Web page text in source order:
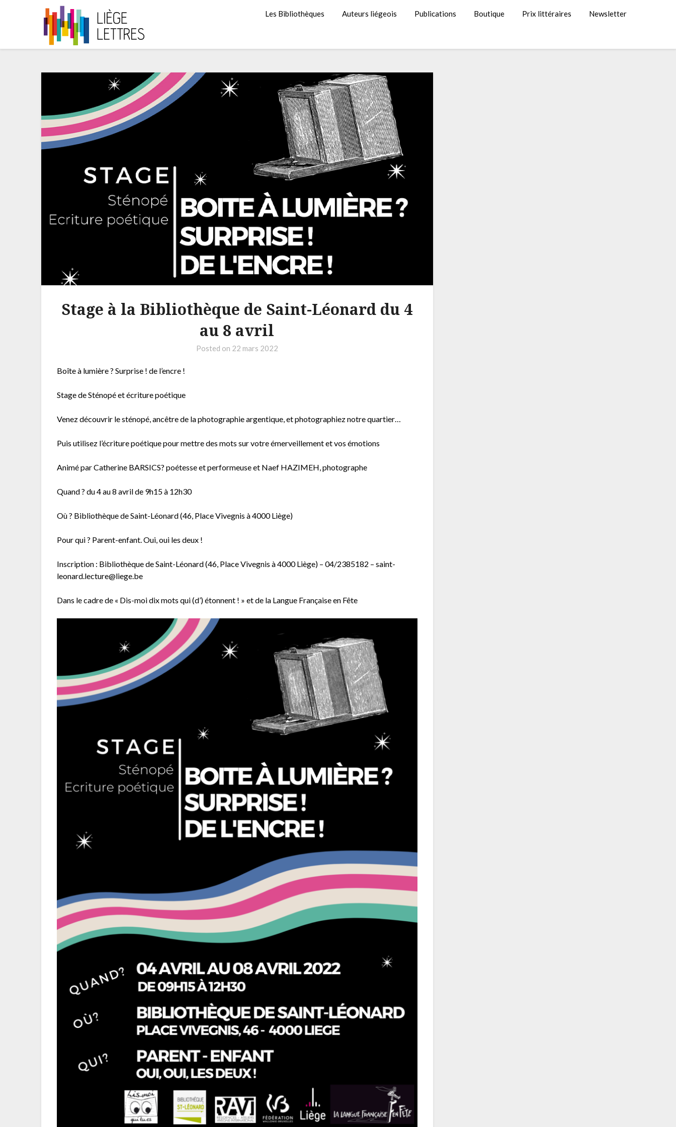
Les Bibliothèques Auteurs liégeois Publications Boutique Prix littéraires Newsletter
Stage à la Bibliothèque de Saint-Léonard du 4
au 8 avril
Posted on 22 mars 2022
Boîte à lumière ? Surprise ! de l’encre !
Stage de Sténopé et écriture poétique
Venez découvrir le sténopé, ancêtre de la photographie argentique, et photographiez notre quartier…
Puis utilisez l’écriture poétique pour mettre des mots sur votre émerveillement et vos émotions
Animé par Catherine BARSICS? poétesse et performeuse et Naef HAZIMEH, photographe
Quand ? du 4 au 8 avril de 9h15 à 12h30
Où ? Bibliothèque de Saint-Léonard (46, Place Vivegnis à 4000 Liège)
Pour qui ? Parent-enfant. Oui, oui les deux !
Inscription : Bibliothèque de Saint-Léonard (46, Place Vivegnis à 4000 Liège) – 04/2385182 – saint-
leonard.lecture@liege.be
Dans le cadre de « Dis-moi dix mots qui (d’) étonnent ! » et de la Langue Française en Fête